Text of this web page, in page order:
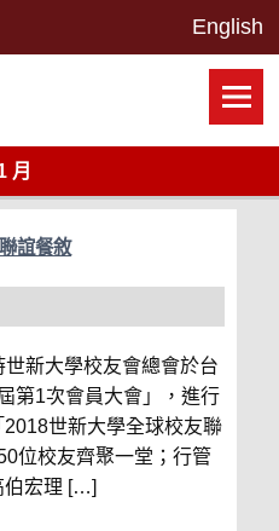
月
誼餐敘
新大學校友會總會於台
第1次會員大會」，進行
世新大學全球校友聯
位校友齊聚一堂；行管
伯宏理 […]